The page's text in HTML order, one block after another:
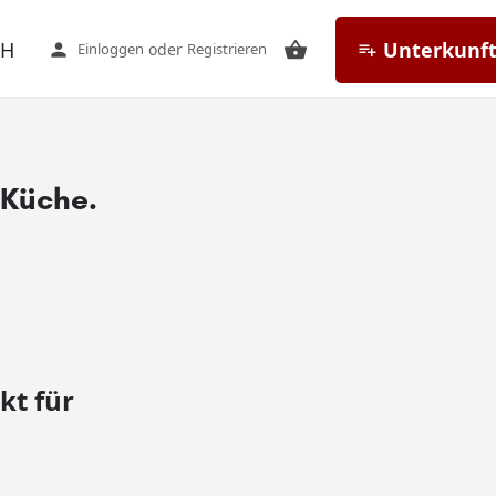
Einloggen oder Registrieren
für